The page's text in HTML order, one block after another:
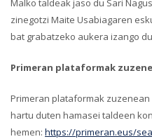
Malko taldeak jaso du Sari
zinegotzi Maite Usabiagaren
bat grabatzeko aukera izango
Primeran plataformak
Primeran plataformak
hartu duten hamasei taldeen
hemen: https://primeran.eus/